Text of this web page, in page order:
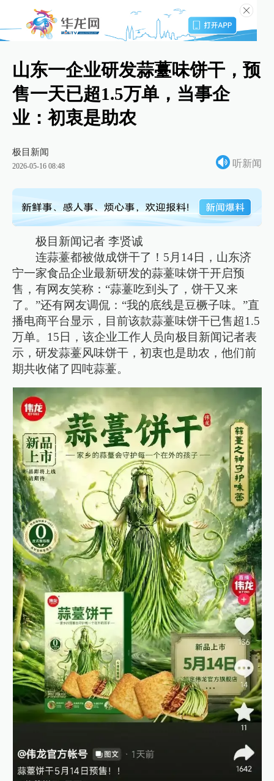
山东一企业研发蒜薹味饼干，预
售一天已超1.5万单，当事企
业：初衷是助农
极目新闻
2026-05-16 08:48 听新闻
极目新闻记者 李贤诚
连蒜薹都被做成饼干了！5月14日，山东济
宁一家食品企业最新研发的蒜薹味饼干开启预
售，有网友笑称：“蒜薹吃到头了，饼干又来
了。”还有网友调侃：“我的底线是豆橛子味。”直
播电商平台显示，目前该款蒜薹味饼干已售超1.5
万单。15日，该企业工作人员向极目新闻记者表
示，研发蒜薹风味饼干，初衷也是助农，他们前
期共收储了四吨蒜薹。